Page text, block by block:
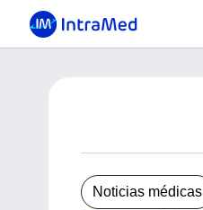
Noticias médicas